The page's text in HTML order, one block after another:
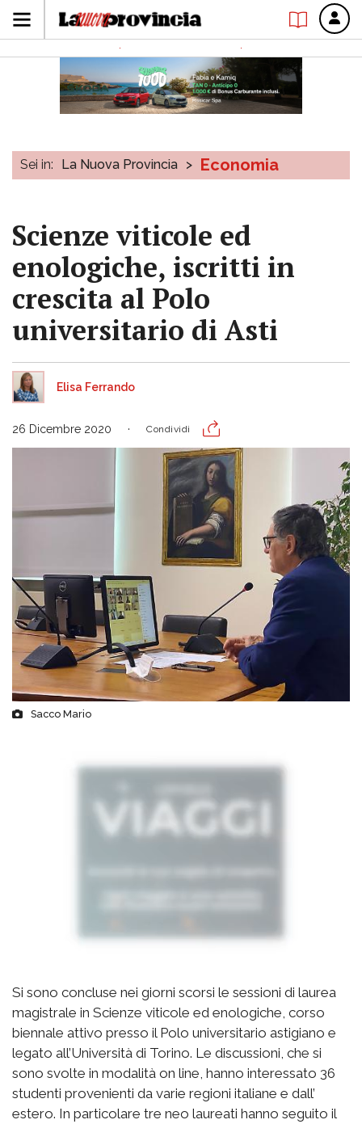
Sei in: La Nuova Provincia > Economia
Scienze viticole ed
enologiche, iscritti in
crescita al Polo
universitario di Asti
Elisa Ferrando
26 Dicembre 2020 Condividi
Sacco Mario
Si sono concluse nei giorni scorsi le sessioni di laurea
magistrale in Scienze viticole ed enologiche, corso
biennale attivo presso il Polo universitario astigiano e
legato all’Università di Torino. Le discussioni, che si
sono svolte in modalità on line, hanno interessato 36
studenti provenienti da varie regioni italiane e dall’
estero. In particolare tre neo laureati hanno seguito il